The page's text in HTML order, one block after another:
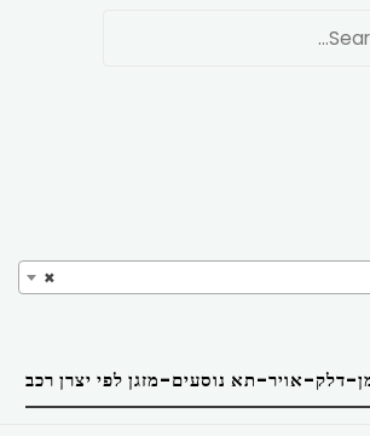
×
דלק-אויר-תא נוסעים-מזגן לפי יצרן רכב